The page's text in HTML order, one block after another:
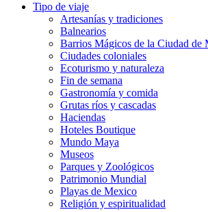
Tipo de viaje
Artesanías y tradiciones
Balnearios
Barrios Mágicos de la Ciudad de
Ciudades coloniales
Ecoturismo y naturaleza
Fin de semana
Gastronomía y comida
Grutas ríos y cascadas
Haciendas
Hoteles Boutique
Mundo Maya
Museos
Parques y Zoológicos
Patrimonio Mundial
Playas de Mexico
Religión y espiritualidad